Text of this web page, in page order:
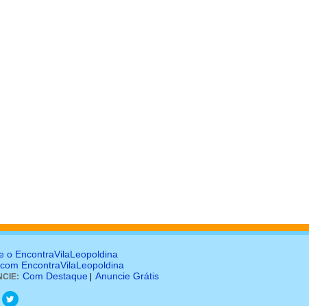
o EncontraVilaLeopoldina
EncontraVilaLeopoldina
Com Destaque Anuncie Grátis